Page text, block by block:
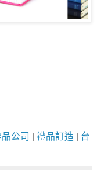
公司 禮品訂造
台